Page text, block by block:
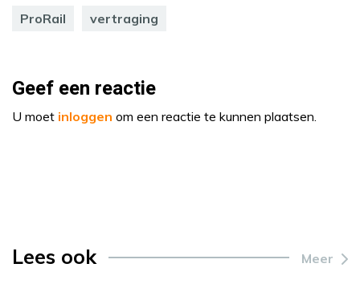
ProRail vertraging
Geef een reactie
U moet inloggen om een reactie te kunnen plaatsen.
Lees ook Meer